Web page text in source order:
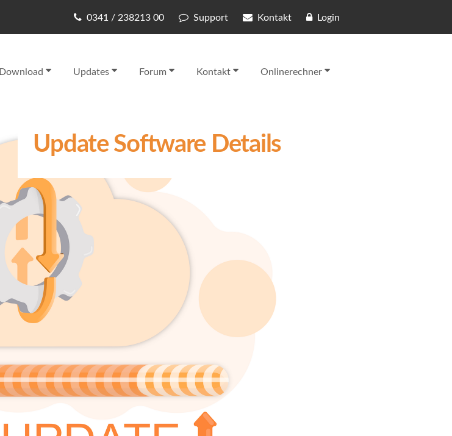
0341 / 238213 00 Support Kontakt Login
Download Updates Forum Kontakt Onlinerechner
Update Software Details